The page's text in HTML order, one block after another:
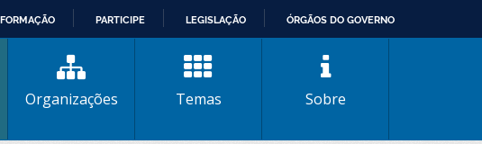
PARTICIPE LEGISLAÇÃO ÓRGÃOS DO GOVERNO
Organizações Temas Sobre